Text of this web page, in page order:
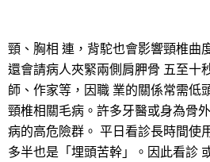
頸、胸相 連，背駝也會影響頸椎曲
還會請病人夾緊兩側肩胛骨 五至十
師、作家等，因職 業的關係常需低
頸椎相關毛病。許多牙醫或身為骨
病的高危險群。 平日看診長時間使
多半也是「埋頭苦幹」。因此看診